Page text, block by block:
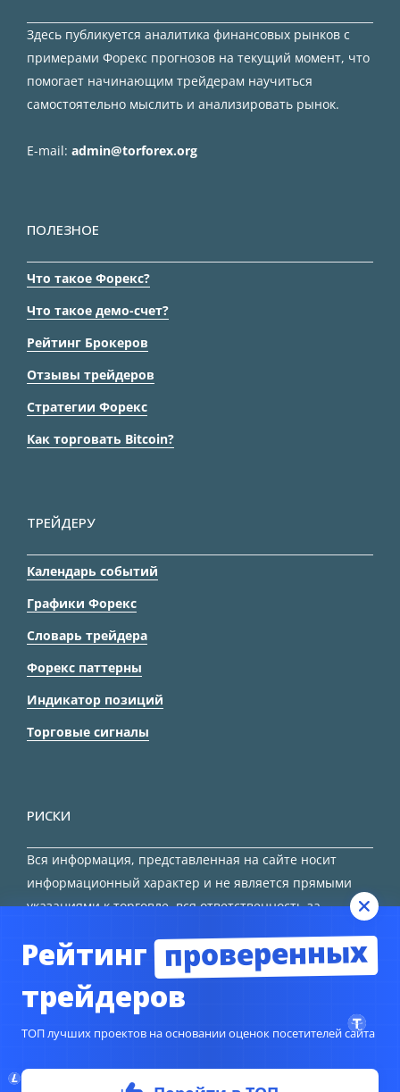
Здесь публикуется аналитика финансовых рынков с
примерами Форекс прогнозов на текущий момент, что
помогает начинающим трейдерам научиться
самостоятельно мыслить и анализировать рынок.
E-mail: admin@torforex.org
ПОЛЕЗНОЕ
Что такое Форекс?
Что такое демо-счет?
Рейтинг Брокеров
Отзывы трейдеров
Стратегии Форекс
Как торговать Bitcoin?
ТРЕЙДЕРУ
Календарь событий
Графики Форекс
Словарь трейдера
Форекс паттерны
Индикатор позиций
Торговые сигналы
РИСКИ
Вся информация, представленная на сайте носит
информационный характер и не является прямыми
указаниями к торговле, вся ответственность за
© Copyright 2024TORFOREX.COM
Рейтинг проверенных
трейдеров
ТОП лучших проектов на основании оценок посетителей сайта